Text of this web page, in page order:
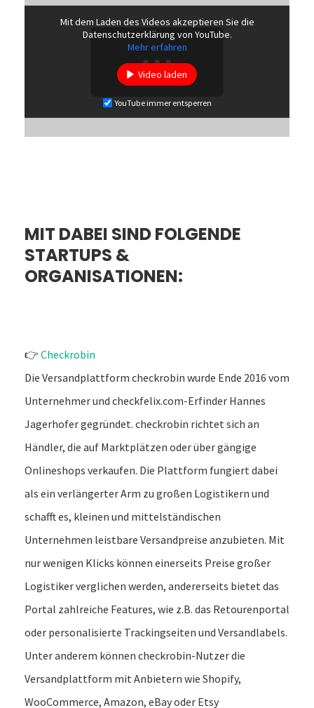
Mit dem Laden des Videos akzeptieren Sie die
Datenschutzerklärung von YouTube.
Mehr erfahren
Video laden
YouTube immer entsperren
MIT DABEI SIND FOLGENDE
STARTUPS &
ORGANISATIONEN:
👉 Checkrobin
Die Versandplattform checkrobin wurde Ende 2016 vom
Unternehmer und checkfelix.com-Erfinder Hannes
Jagerhofer gegründet. checkrobin richtet sich an
Händler, die auf Marktplätzen oder über gängige
Onlineshops verkaufen. Die Plattform fungiert dabei
als ein verlängerter Arm zu großen Logistikern und
schafft es, kleinen und mittelständischen
Unternehmen leistbare Versandpreise anzubieten. Mit
nur wenigen Klicks können einerseits Preise großer
Logistiker verglichen werden, andererseits bietet das
Portal zahlreiche Features, wie z.B. das Retourenportal
oder personalisierte Trackingseiten und Versandlabels.
Unter anderem können checkrobin-Nutzer die
Versandplattform mit Anbietern wie Shopify,
WooCommerce, Amazon, eBay oder Etsy